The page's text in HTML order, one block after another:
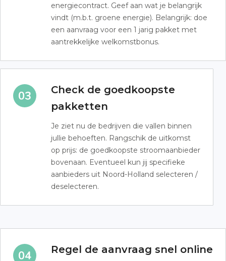
energiecontract. Geef aan wat je belangrijk
vindt (m.b.t. groene energie). Belangrijk: doe
een aanvraag voor een 1 jarig pakket met
aantrekkelijke welkomstbonus.
Check de goedkoopste
pakketten
Je ziet nu de bedrijven die vallen binnen
jullie behoeften. Rangschik de uitkomst
op prijs: de goedkoopste stroomaanbieder
bovenaan. Eventueel kun jij specifieke
aanbieders uit Noord-Holland selecteren /
deselecteren.
Regel de aanvraag snel online